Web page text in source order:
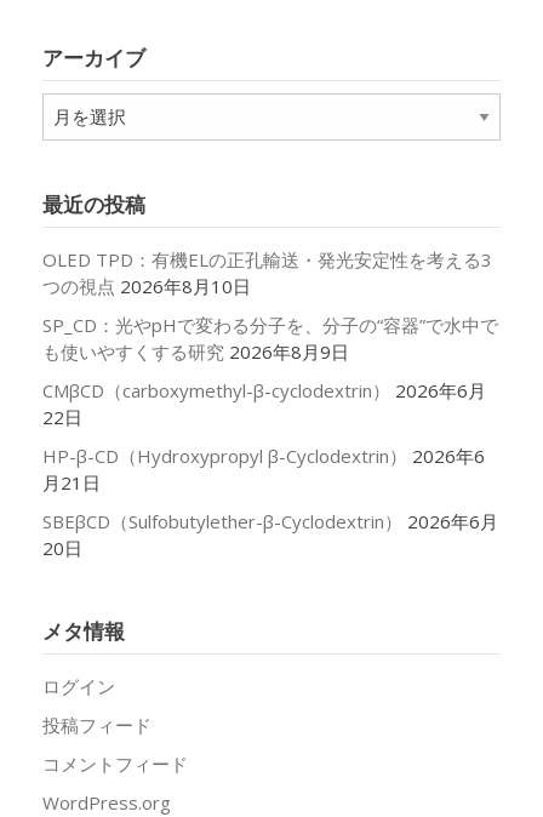
ー
アーカイブ
ア
ー
ブ
最近の投稿
OLED TPD：有機ELの正孔輸送・発光安定性を考える3
つの視点 2026年8月10日
SP_CD：光やpHで変わる分子を、分子の“容器”で水中で
も使いやすくする研究 2026年8月9日
CMβCD（carboxymethyl-β-cyclodextrin）
2026年6月
22日
HP-β-CD（Hydroxypropyl β-Cyclodextrin）
2026年6
月21日
SBEβCD（Sulfobutylether-β-Cyclodextrin）
2026年6月
20日
メタ情報
ログイン
投稿フィード
コメントフィード
WordPress.org